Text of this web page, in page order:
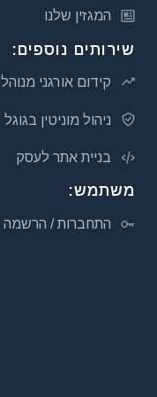
המגזין שלנו
שירותים נוספים:
קידום אורגני מנוהל
ניהול מוניטין בגוגל
בניית אתר לעסק
משתמש:
התחברות / הרשמה